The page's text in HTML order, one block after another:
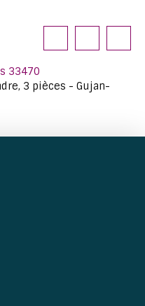
33470
3 pièces - Gujan-